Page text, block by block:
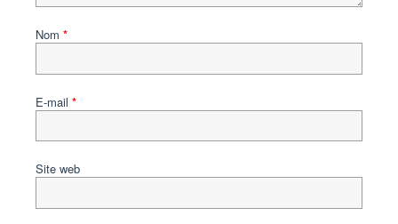
Nom *
E-mail *
Site web